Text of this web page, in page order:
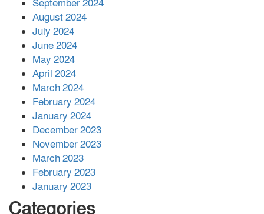
September 2024
August 2024
July 2024
June 2024
May 2024
April 2024
March 2024
February 2024
January 2024
December 2023
November 2023
March 2023
February 2023
January 2023